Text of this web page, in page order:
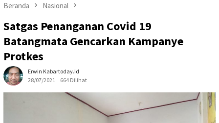
Beranda Nasional
Satgas Penanganan Covid 19
Batangmata Gencarkan Kampanye
Protkes
Erwin Kabartoday.id
28/07/2021
664 Dilihat